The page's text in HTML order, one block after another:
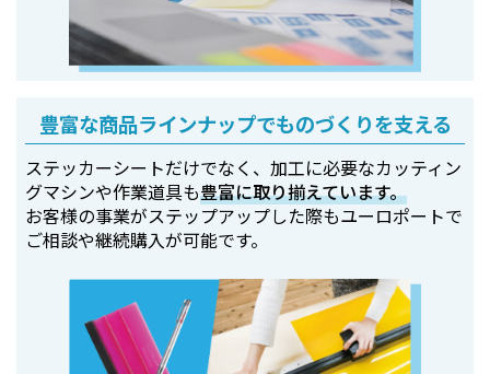
豊富な商品ラインナップでものづくりを支える
ステッカーシートだけでなく、加工に必要なカッティン
グマシンや作業道具も豊富に取り揃えています。
お客様の事業がステップアップした際もユーロポートで
ご相談や継続購入が可能です。